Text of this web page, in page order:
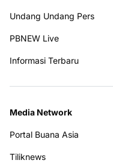
Undang Undang Pers
PBNEW Live
Informasi Terbaru
Media Network
Portal Buana Asia
Tiliknews